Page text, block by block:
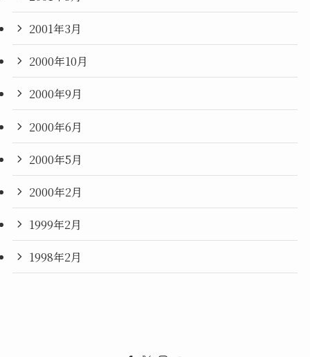
2001年3月
2000年10月
2000年9月
2000年6月
2000年5月
2000年2月
1999年2月
1998年2月